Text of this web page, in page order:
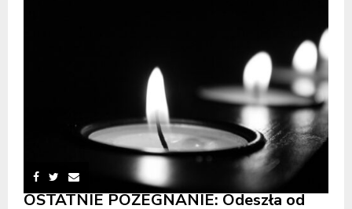
OSTATNIE POŻEGNANIE: Odeszła od